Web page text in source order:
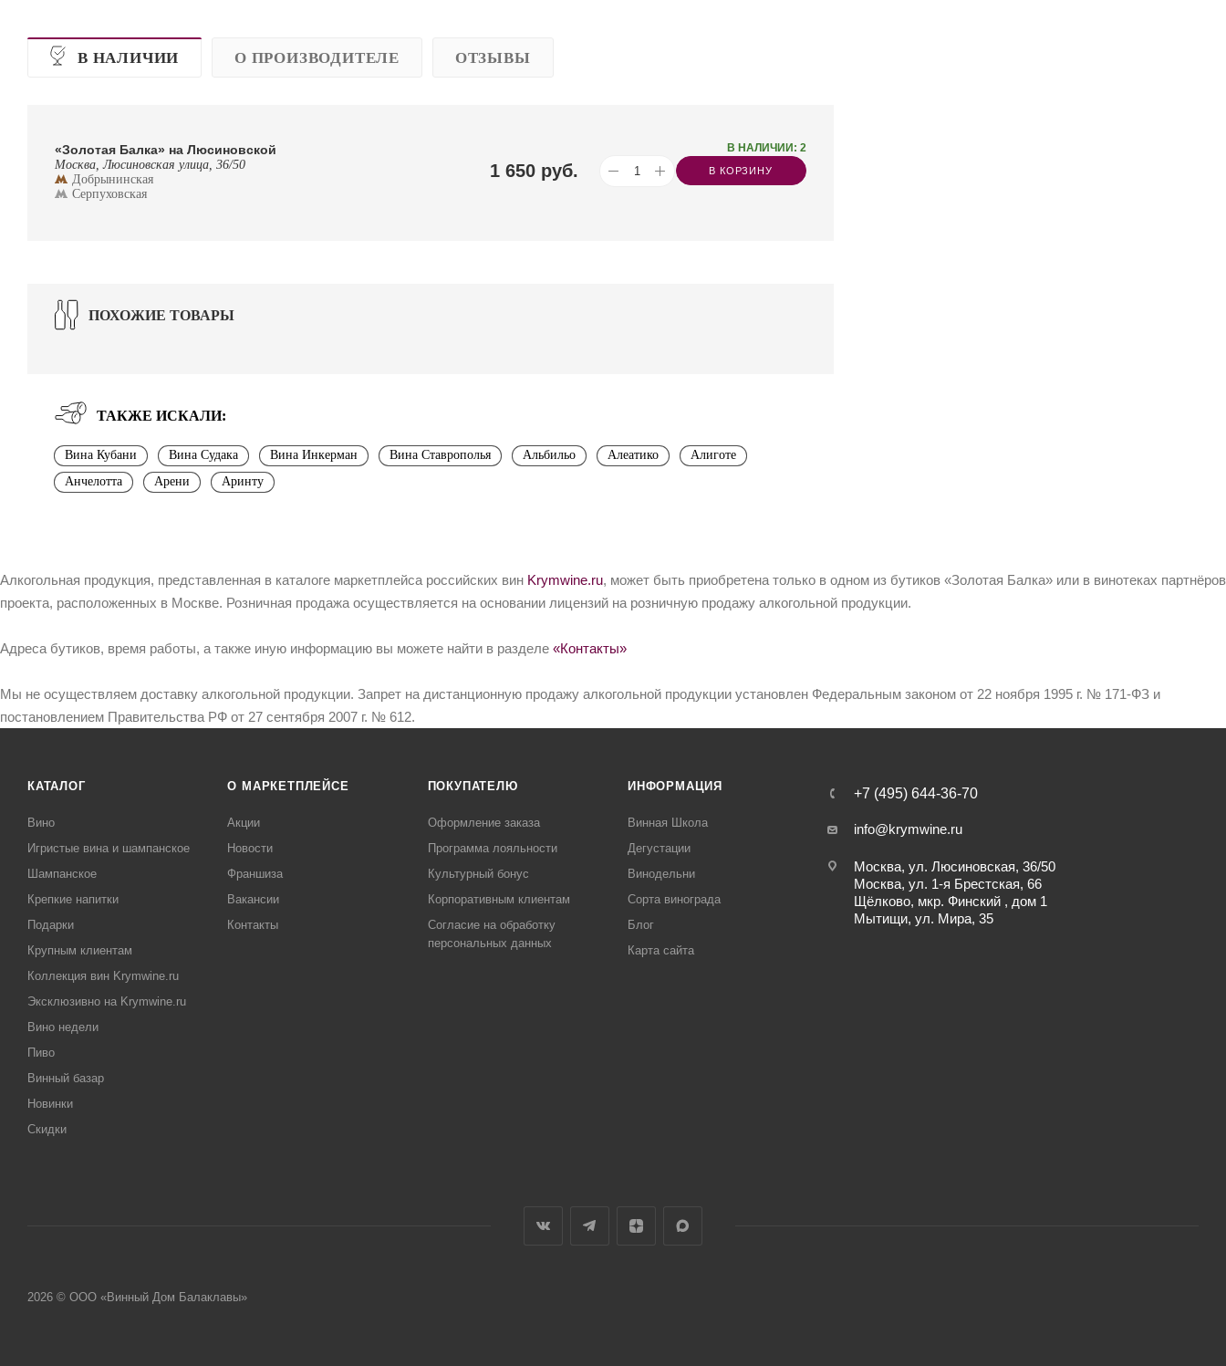
В НАЛИЧИИ О ПРОИЗВОДИТЕЛЕ ОТЗЫВЫ
«Золотая Балка» на Люсиновской
Москва, Люсиновская улица, 36/50
Добрынинская
Серпуховская
В НАЛИЧИИ: 2
1 650руб. В КОРЗИНУ
ПОХОЖИЕ ТОВАРЫ
ТАКЖЕ ИСКАЛИ:
Вина Кубани Вина Судака Вина Инкерман Вина Ставрополья Альбильо Алеатико
Алиготе
Анчелотта
Арени Аринту
Алкогольная продукция, представленная в каталоге маркетплейса российских вин Krymwine.ru, может быть приобретена только в одном из бутиков «Золотая Балка» или в винотеках партнёров
проекта, расположенных в Москве. Розничная продажа осуществляется на основании лицензий на розничную продажу алкогольной продукции.
Адреса бутиков, время работы, а также иную информацию вы можете найти в разделе «Контакты»
Мы не осуществляем доставку алкогольной продукции. Запрет на дистанционную продажу алкогольной продукции установлен Федеральным законом от 22 ноября 1995 г. № 171-ФЗ и
постановлением Правительства РФ от 27 сентября 2007 г. № 612.
КАТАЛОГ
Вино
Игристые вина и шампанское
Шампанское
Крепкие напитки
Подарки
Крупным клиентам
Коллекция вин Krymwine.ru
Эксклюзивно на Krymwine.ru
Вино недели
Пиво
Винный базар
Новинки
Скидки
О МАРКЕТПЛЕЙСЕ
Акции
Новости
Франшиза
Вакансии
Контакты
ПОКУПАТЕЛЮ
Оформление заказа
Программа лояльности
Культурный бонус
Корпоративным клиентам
Согласие на обработку
персональных данных
ИНФОРМАЦИЯ
Винная Школа
Дегустации
Винодельни
Сорта винограда
Блог
Карта сайта
+7 (495) 644-36-70
info@krymwine.ru
Москва, ул. Люсиновская, 36/50
Москва, ул. 1-я Брестская, 66
Щёлково, мкр. Финский , дом 1
Мытищи, ул. Мира, 35
2026 © ООО «Винный Дом Балаклавы»